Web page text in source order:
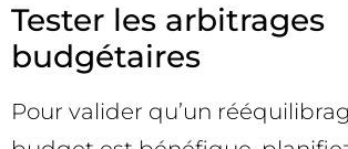
Tester les arbitrages
budgétaires
Pour valider qu’un